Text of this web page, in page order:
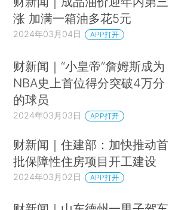
涨 加满一箱油多花5元
2024年03月04日 APP打开
财新闻｜“小皇帝”詹姆斯成为
NBA史上首位得分突破4万分
的球员
2024年03月03日 APP打开
财新闻｜住建部：加快推动首
批保障性住房项目开工建设
2024年03月02日 APP打开